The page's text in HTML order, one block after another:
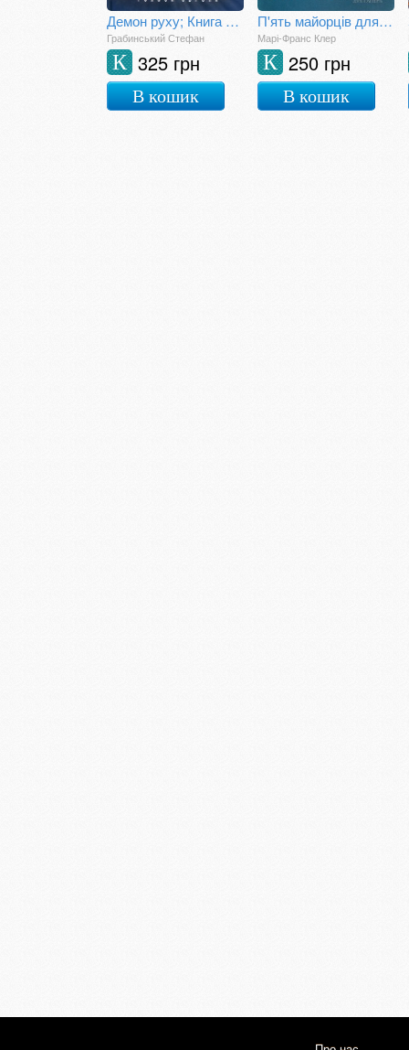
Демон руху; Книга вогню
Грабинський Стефан
325 грн
К
В кошик
П'ять майорців для мого незнайомця
Марі-Франс Клер
250 грн
К
В кошик